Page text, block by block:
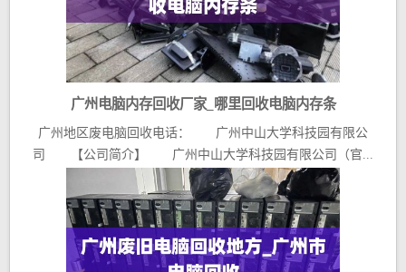
广州电脑内存回收厂家_哪里回收电脑内存条
广州地区废电脑回收电话： 广州中山大学科技园有限公
司 【公司简介】 广州中山大学科技园有限公司（官...